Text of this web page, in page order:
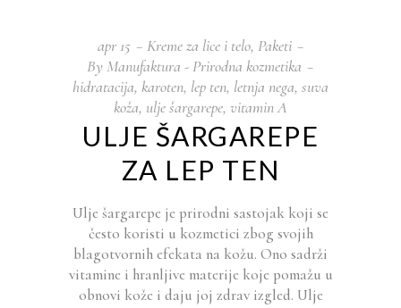
apr 15 Kreme za lice i telo, Paketi
By Manufaktura - Prirodna kozmetika
hidratacija, karoten, lep ten, letnja nega, suva
koža, ulje šargarepe, vitamin A
ULJE ŠARGAREPE
ZA LEP TEN
Ulje šargarepe je prirodni sastojak koji se
često koristi u kozmetici zbog svojih
blagotvornih efekata na kožu. Ono sadrži
vitamine i hranljive materije koje pomažu u
obnovi kože i daju joj zdrav izgled. Ulje